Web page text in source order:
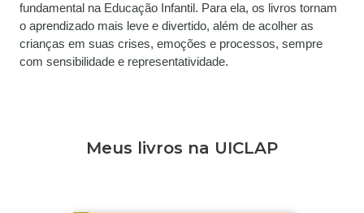
fundamental na Educação Infantil. Para ela, os livros tornam
o aprendizado mais leve e divertido, além de acolher as
crianças em suas crises, emoções e processos, sempre
com sensibilidade e representatividade.
Meus livros na UICLAP